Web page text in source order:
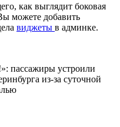
как выглядит боковая
можете добавить
виджеты в админке.
пассажиры устроили
из-за суточной